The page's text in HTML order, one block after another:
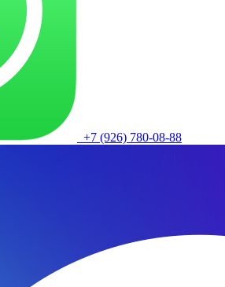
+7 (926) 780-08-88